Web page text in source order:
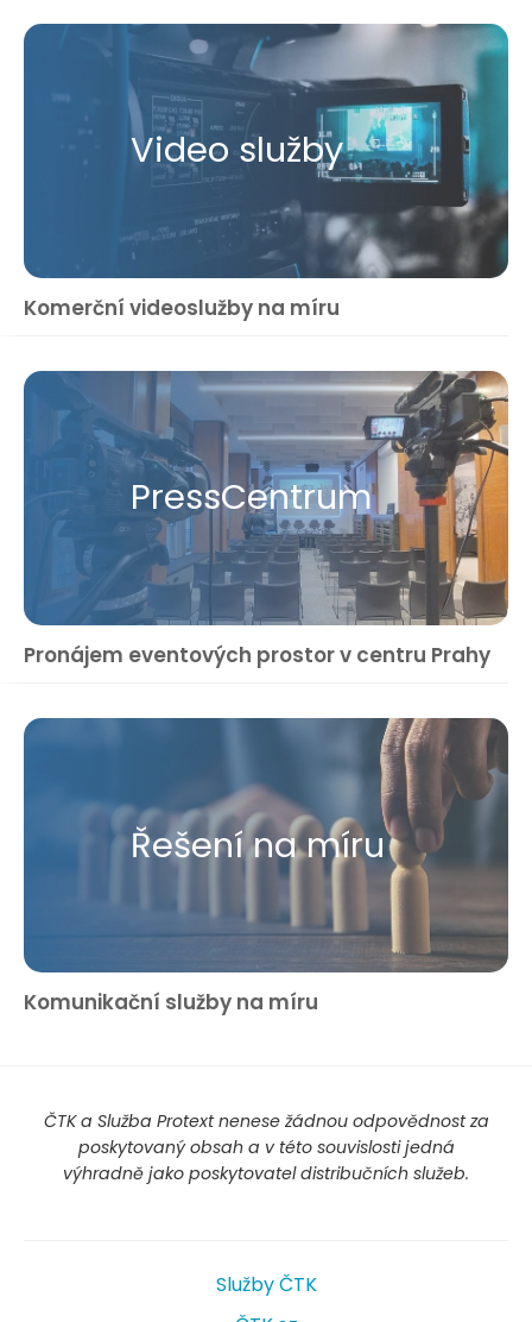
Video služby
Komerční videoslužby na míru
Press​Centrum
Pronájem eventových prostor v centru Prahy
Řešení na míru
Komunikační služby na míru
ČTK a Služba Protext nenese žádnou odpovědnost za
poskytovaný obsah a v této souvislosti jedná
výhradně jako poskytovatel distribučních služeb.
Služby ČTK